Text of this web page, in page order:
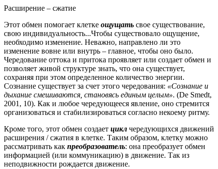
Расширение – сжатие
Этот обмен помогает клетке ощущать свое существование,
свою индивидуальность...Чтобы существовало ощущение,
необходимо изменение. Неважно, направлено ли это
изменение вовне или внутрь – главное, чтобы оно было.
Чередование оттока и притока проявляет или создает обмен и
позволяет живой структуре знать, что она существует,
сохраняя при этом определенное количество энергии.
Сознание существует за счет этого чередования: «Сознание и
дыхание смешиваются, становясь единым целым». (De Smedt,
2001, 10). Как и любое чередующееся явление, оно стремится
организоваться и стабилизироваться согласно некоему ритму.
Кроме того, этот обмен создает цикл чередующихся движений
расширения / сжатия в клетке. Таким образом, клетку можно
рассматривать как преобразователь: она преобразует обмен
информацией (или коммуникацию) в движение. Так из
неподвижности рождается движение.